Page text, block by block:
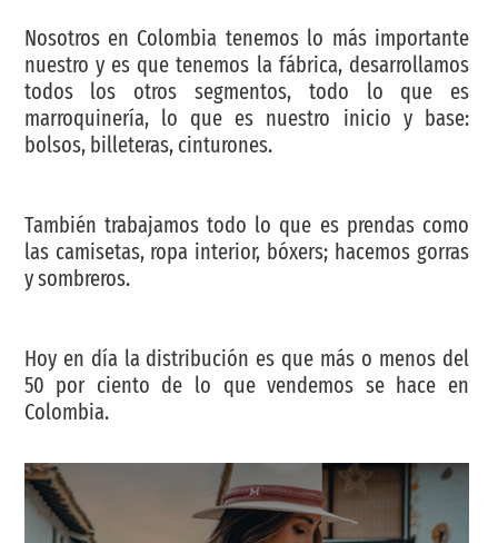
Nosotros en Colombia tenemos lo más importante
nuestro y es que tenemos la fábrica, desarrollamos
todos los otros segmentos, todo lo que es
marroquinería, lo que es nuestro inicio y base:
bolsos, billeteras, cinturones.
También trabajamos todo lo que es prendas como
las camisetas, ropa interior, bóxers; hacemos gorras
y sombreros.
Hoy en día la distribución es que más o menos del
50 por ciento de lo que vendemos se hace en
Colombia.